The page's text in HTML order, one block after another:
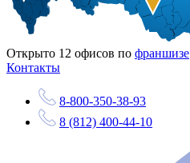
Открыто 12 офисов по франшизе
Контакты
8-800-350-38-93
8 (812) 400-44-10